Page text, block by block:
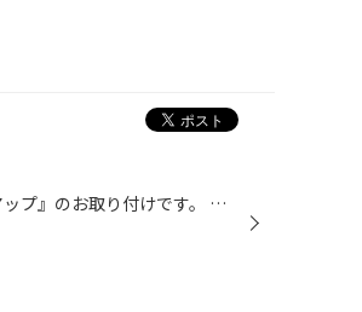
本日は！ 150プラドへACCさんの人気商品！ 『イージーアップ』のお取り付けです。 今回は前後お手軽リフトアップと、 ついでに下回りの防錆コーティングも 一緒に承りました。 雪道を走られる方にはオススメです♪ お電話かメールにてお問い合わせ下さい(^^)/#トヨタ #プラド #150系#ACC #イージーア...